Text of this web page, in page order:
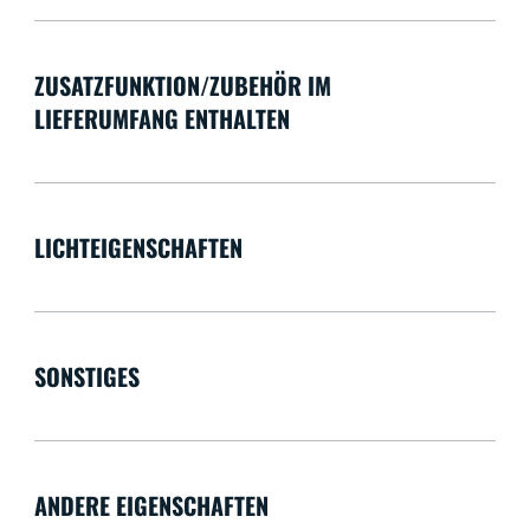
ZUSATZFUNKTION/ZUBEHÖR IM
LIEFERUMFANG ENTHALTEN
LICHTEIGENSCHAFTEN
SONSTIGES
ANDERE EIGENSCHAFTEN